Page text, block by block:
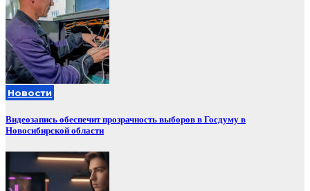
Новости
Видеозапись обеспечит прозрачность выборов в Госдуму в
Новосибирской области